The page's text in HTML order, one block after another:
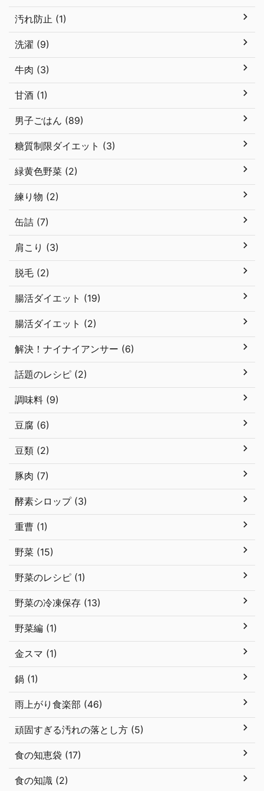
汚れ防止 (1)
洗濯 (9)
牛肉 (3)
甘酒 (1)
男子ごはん (89)
糖質制限ダイエット (3)
緑黄色野菜 (2)
練り物 (2)
缶詰 (7)
肩こり (3)
脱毛 (2)
腸活ダイエット (19)
腸活ダイエット (2)
解決！ナイナイアンサー (6)
話題のレシピ (2)
調味料 (9)
豆腐 (6)
豆類 (2)
豚肉 (7)
酵素シロップ (3)
重曹 (1)
野菜 (15)
野菜のレシピ (1)
野菜の冷凍保存 (13)
野菜編 (1)
金スマ (1)
鍋 (1)
雨上がり食楽部 (46)
頑固すぎる汚れの落とし方 (5)
食の知恵袋 (17)
食の知識 (2)